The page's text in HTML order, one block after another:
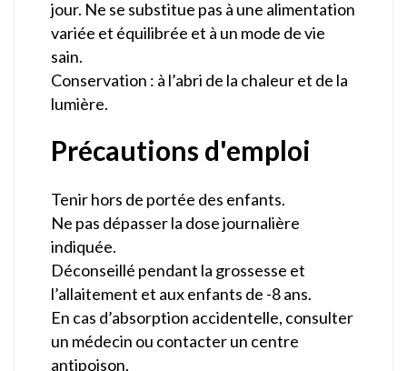
jour. Ne se substitue pas à une alimentation
variée et équilibrée et à un mode de vie
sain.
Conservation : à l’abri de la chaleur et de la
lumière.
Précautions d'emploi
Tenir hors de portée des enfants.
Ne pas dépasser la dose journalière
indiquée.
Déconseillé pendant la grossesse et
l’allaitement et aux enfants de -8 ans.
En cas d’absorption accidentelle, consulter
un médecin ou contacter un centre
antipoison.